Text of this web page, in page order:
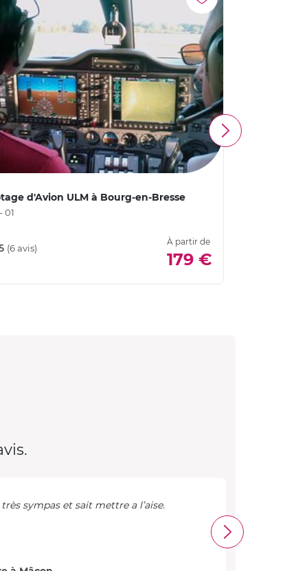
d'Avion ULM à Bourg-en-Bresse
01
À partir de
179 €
sympas et sait mettre a l’aise.